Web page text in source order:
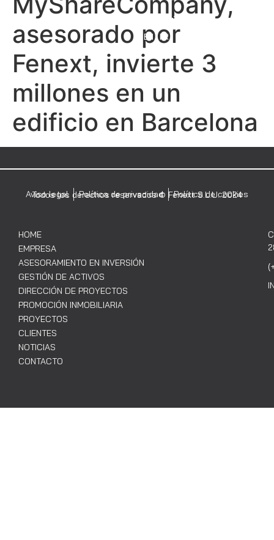
MENÚ
EN FR
asesorado por
Fenext, invierte 3
millones en un
edificio en Barcelona
Aviso legal Política de privacidad Política de cookies
Todos los derechos reservados © Fenext S.L.U. 2024
HOME
EMPRESA
ASESORAMIENTO EN INVERSIÓN
GESTIÓN DE ACTIVOS
DIRECCIÓN DE PROYECTOS
PROMOCIÓN INMOBILIARIA
PROYECTOS
CLIENTES
NOTICIAS
CONTACTO